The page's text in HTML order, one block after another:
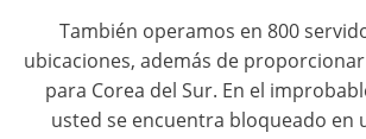
También operamos en 800
ubicaciones, además de
para Corea del Sur. En el
usted se encuentra bloqueado en